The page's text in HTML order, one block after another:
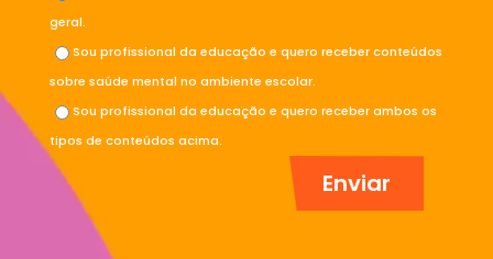
geral.
Sou profissional da educação e quero receber conteúdos
sobre saúde mental no ambiente escolar.
Sou profissional da educação e quero receber ambos os
tipos de conteúdos acima.